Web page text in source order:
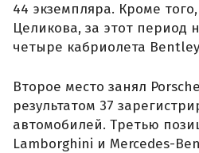
44 экземпляра. Кроме
Целикова, за этот период
четыре кабриолета Bentley
Второе место занял
результатом 37
автомобилей. Третью
Lamborghini и Mercedes-